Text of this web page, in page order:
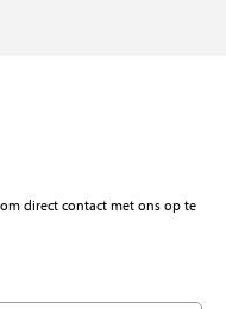
direct contact met ons op te